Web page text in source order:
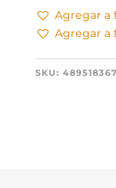
Agregar a
Agregar a
SKU: